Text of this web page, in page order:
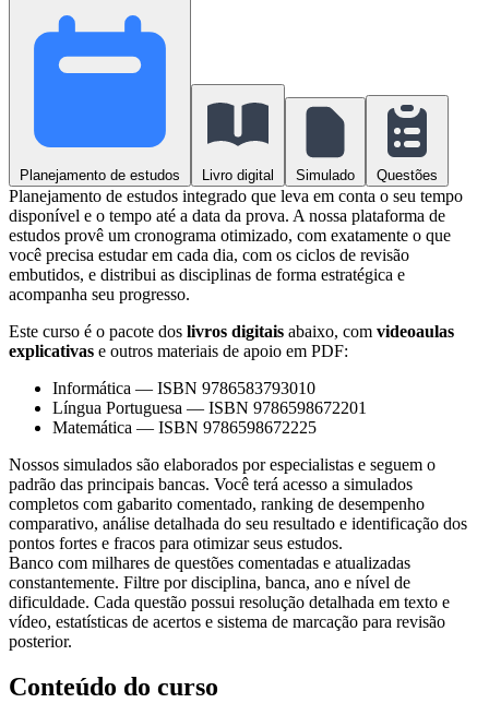
Planejamento de estudos Livro digital Simulado Questões
Planejamento de estudos integrado que leva em conta o seu tempo
disponível e o tempo até a data da prova. A nossa plataforma de
estudos provê um cronograma otimizado, com exatamente o que
você precisa estudar em cada dia, com os ciclos de revisão
embutidos, e distribui as disciplinas de forma estratégica e
acompanha seu progresso.
Este curso é o pacote dos livros digitais abaixo, com videoaulas
explicativas e outros materiais de apoio em PDF:
Informática — ISBN 9786583793010
Língua Portuguesa — ISBN 9786598672201
Matemática — ISBN 9786598672225
Nossos simulados são elaborados por especialistas e seguem o
padrão das principais bancas. Você terá acesso a simulados
completos com gabarito comentado, ranking de desempenho
comparativo, análise detalhada do seu resultado e identificação dos
pontos fortes e fracos para otimizar seus estudos.
Banco com milhares de questões comentadas e atualizadas
constantemente. Filtre por disciplina, banca, ano e nível de
dificuldade. Cada questão possui resolução detalhada em texto e
vídeo, estatísticas de acertos e sistema de marcação para revisão
posterior.
Conteúdo do curso